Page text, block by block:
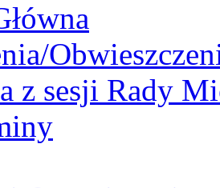
z sesji Rady